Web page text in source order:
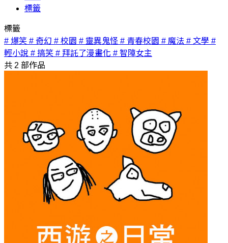
標籤
標籤
# 爆笑 # 奇幻 # 校園 # 靈異鬼怪 # 青春校園 # 魔法 # 文學 #
輕小說 # 搞笑 # 拜託了漫畫化 # 智障女主
共 2 部作品